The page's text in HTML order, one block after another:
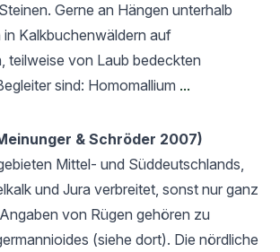
Gerne an Hängen unterhalb
in Kalkbuchenwäldern auf
teilweise von Laub bedeckten
sind: Homomallium ...
& Schröder 2007)
Mittel- und Süddeutschlands,
und Jura verbreitet, sonst nur ganz
von Rügen gehören zu
(siehe dort). Die nördliche